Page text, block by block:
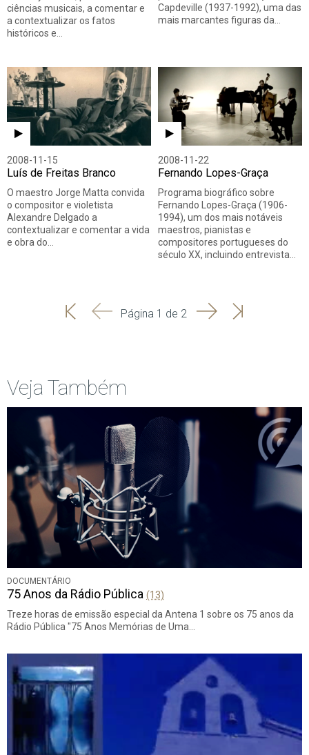
ciências musicais, a comentar e
a contextualizar os fatos
históricos e…
Capdeville (1937-1992), uma das
mais marcantes figuras da…
2008-11-15
Luís de Freitas Branco
O maestro Jorge Matta convida
o compositor e violetista
Alexandre Delgado a
contextualizar e comentar a vida
e obra do…
2008-11-22
Fernando Lopes-Graça
Programa biográfico sobre
Fernando Lopes-Graça (1906-
1994), um dos mais notáveis
maestros, pianistas e
compositores portugueses do
século XX, incluindo entrevista…
'
'
Página 1 de 2 SeguinteÚltima
Veja Também
DOCUMENTÁRIO
75 Anos da Rádio Pública (13)
Treze horas de emissão especial da Antena 1 sobre os 75 anos da
Rádio Pública "75 Anos Memórias de Uma…